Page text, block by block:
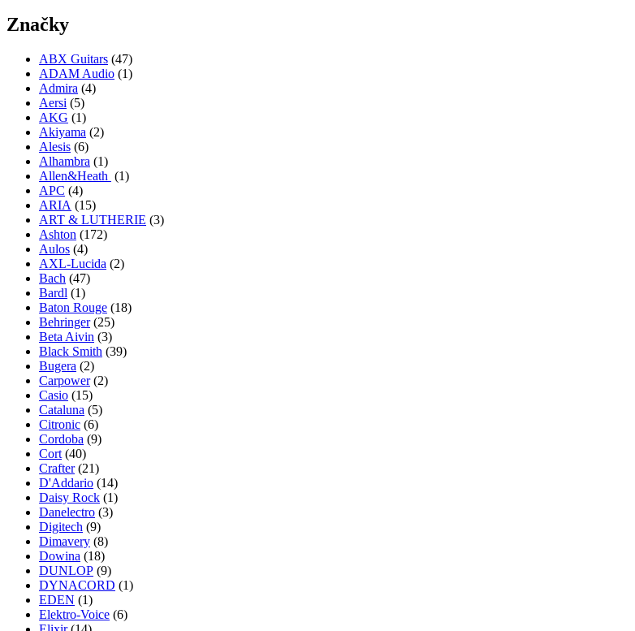
Značky
ABX Guitars (47)
ADAM Audio (1)
Admira (4)
Aersi (5)
AKG (1)
Akiyama (2)
Alesis (6)
Alhambra (1)
Allen&Heath (1)
APC (4)
ARIA (15)
ART & LUTHERIE (3)
Ashton (172)
Aulos (4)
AXL-Lucida (2)
Bach (47)
Bardl (1)
Baton Rouge (18)
Behringer(25)
Beta Aivin (3)
Black Smith (39)
Bugera (2)
Carpower(2)
Casio (15)
Cataluna (5)
Citronic (6)
Cordoba (9)
Cort (40)
Crafter(21)
D'Addario (14)
Daisy Rock (1)
Danelectro (3)
Digitech (9)
Dimavery (8)
Dowina (18)
DUNLOP (9)
DYNACORD (1)
EDEN (1)
Elektro-Voice (6)